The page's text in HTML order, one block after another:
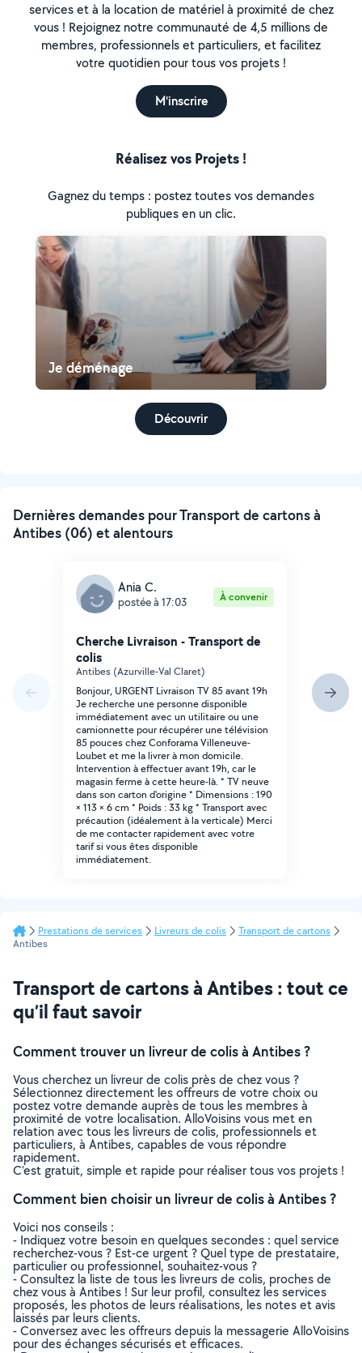
services et à la location de matériel à proximité de chez
vous ! Rejoignez notre communauté de 4,5 millions de
membres, professionnels et particuliers, et facilitez
votre quotidien pour tous vos projets !
M'inscrire
Réalisez vos Projets !
Gagnez du temps : postez toutes vos demandes
publiques en un clic.
Je déménage
Découvrir
Dernières demandes pour Transport de cartons à
Antibes (06) et alentours
Ania C.
postée à 17:03 À convenir
Cherche Livraison - Transport de
colis
Antibes (Azurville-Val Claret)
Bonjour, URGENT Livraison TV 85 avant 19h
Je recherche une personne disponible
immédiatement avec un utilitaire ou une
camionnette pour récupérer une télévision
85 pouces chez Conforama Villeneuve-
Loubet et me la livrer à mon domicile.
Intervention à effectuer avant 19h, car le
magasin ferme à cette heure-là. * TV neuve
dans son carton d'origine * Dimensions : 190
× 113 × 6 cm * Poids : 33 kg * Transport avec
précaution (idéalement à la verticale) Merci
de me contacter rapidement avec votre
tarif si vous êtes disponible
immédiatement.
Prestations de services Livreurs de colis
Transport de cartons
Antibes
Transport de cartons à Antibes : tout ce
qu’il faut savoir
Comment trouver un livreur de colis à Antibes ?
Vous cherchez un livreur de colis près de chez vous ?
Sélectionnez directement les offreurs de votre choix ou
postez votre demande auprès de tous les membres à
proximité de votre localisation. AlloVoisins vous met en
relation avec tous les livreurs de colis, professionnels et
particuliers, à Antibes, capables de vous répondre
rapidement.
C’est gratuit, simple et rapide pour réaliser tous vos projets !
Comment bien choisir un livreur de colis à Antibes ?
Voici nos conseils :
- Indiquez votre besoin en quelques secondes : quel service
recherchez-vous ? Est-ce urgent ? Quel type de prestataire,
particulier ou professionnel, souhaitez-vous ?
- Consultez la liste de tous les livreurs de colis, proches de
chez vous à Antibes ! Sur leur profil, consultez les services
proposés, les photos de leurs réalisations, les notes et avis
laissés par leurs clients.
- Conversez avec les offreurs depuis la messagerie AlloVoisins
pour des échanges sécurisés et efficaces.